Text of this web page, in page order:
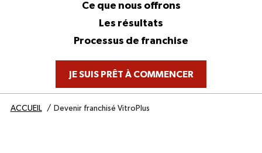
Ce que nous offrons
Les résultats
Processus de franchise
JE SUIS PRÊT À COMMENCER
ACCUEIL Devenir franchisé VitroPlus